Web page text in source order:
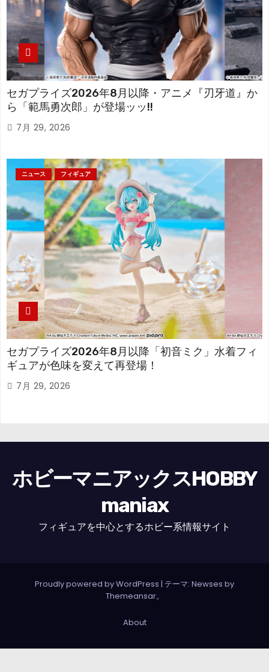
セガプライズ2026年8月以降・アニメ『刃牙道』か
ら「範馬勇次郎」が登場ッッ!!
7月 29, 2026
ニュース フィギュア
セガプライズ2026年8月以降「初音ミク」水着フィ
ギュアが色味を変えて再登場！
7月 29, 2026
ホビーマニアックスHOBBY
maniax
フィギュアを中心とするホビー系情報サイト
Proudly powered by WordPress | テーマ: Newses by
Themeansar。
About